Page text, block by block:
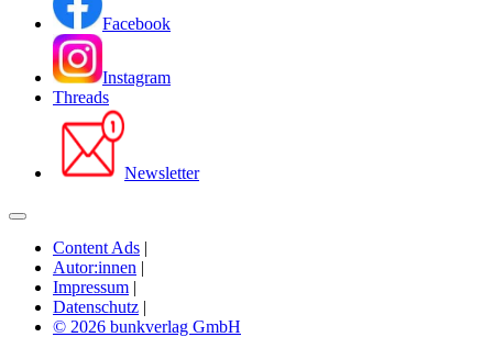
Facebook
Instagram
Threads
Newsletter
Content Ads |
Autor:innen |
Impressum |
Datenschutz |
© 2026 bunkverlag GmbH